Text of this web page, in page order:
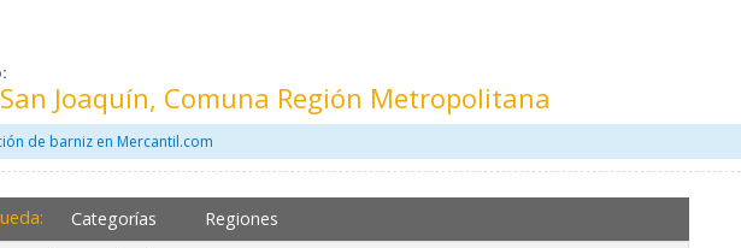
Joaquín, Comuna Región Metropolitana
de barniz en Mercantil.com
Categorías Regiones